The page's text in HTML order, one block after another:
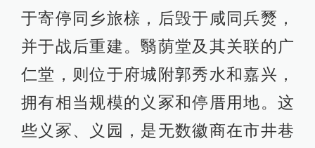
于寄停同乡旅榇，后毁于咸同兵燹，
并于战后重建。翳荫堂及其关联的广
仁堂，则位于府城附郭秀水和嘉兴，
拥有相当规模的义冢和停厝用地。这
些义冢、义园，是无数徽商在市井巷